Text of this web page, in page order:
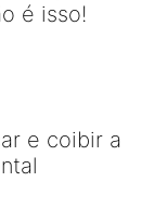
é isso!
e coibir a